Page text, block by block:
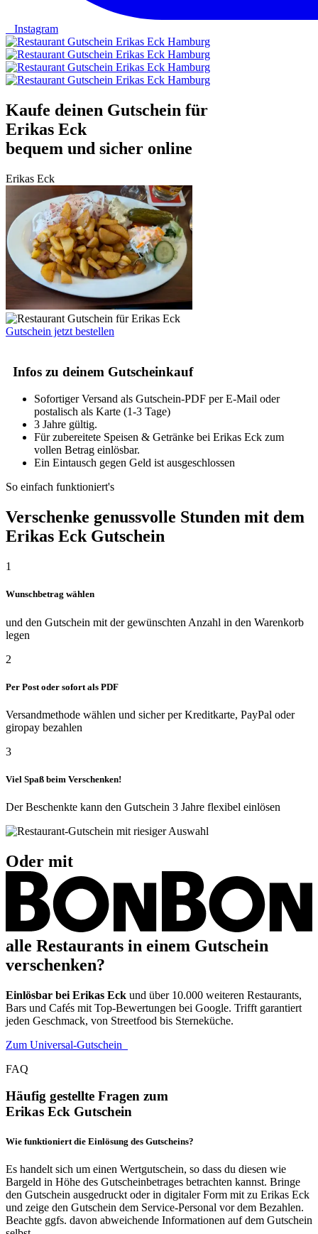
Instagram
Kaufe deinen Gutschein für
Erikas Eck
bequem und sicher online
Erikas Eck
Gutschein jetzt bestellen
Infos zu deinem Gutscheinkauf
Sofortiger Versand als Gutschein-PDF per E-Mail oder
postalisch als Karte (1-3 Tage)
3 Jahre gültig.
Für zubereitete Speisen & Getränke bei Erikas Eck zum
vollen Betrag einlösbar.
Ein Eintausch gegen Geld ist ausgeschlossen
So einfach funktioniert's
Verschenke genussvolle Stunden mit dem
Erikas Eck Gutschein
1
Wunschbetrag wählen
und den Gutschein mit der gewünschten Anzahl in den Warenkorb
legen
2
Per Post oder sofort als PDF
Versandmethode wählen und sicher per Kreditkarte, PayPal oder
giropay bezahlen
3
Viel Spaß beim Verschenken!
Der Beschenkte kann den Gutschein 3 Jahre flexibel einlösen
Oder mit
alle Restaurants in einem Gutschein
verschenken?
Einlösbar bei Erikas Eck und über 10.000 weiteren Restaurants,
Bars und Cafés mit Top-Bewertungen bei Google. Trifft garantiert
jeden Geschmack, von Streetfood bis Sterneküche.
Zum Universal-Gutschein
FAQ
Häufig gestellte Fragen zum
Erikas Eck Gutschein
Wie funktioniert die Einlösung des Gutscheins?
Es handelt sich um einen Wertgutschein, so dass du diesen wie
Bargeld in Höhe des Gutscheinbetrages betrachten kannst. Bringe
den Gutschein ausgedruckt oder in digitaler Form mit zu Erikas Eck
und zeige den Gutschein dem Service-Personal vor dem Bezahlen.
Beachte ggfs. davon abweichende Informationen auf dem Gutschein